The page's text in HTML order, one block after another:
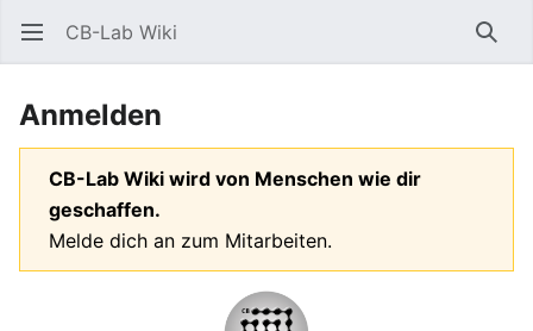
Hauptmenü öffnen CB-Lab Wiki
Anmelden
CB-Lab Wiki wird von Menschen wie dir
geschaffen.
Melde dich an zum Mitarbeiten.